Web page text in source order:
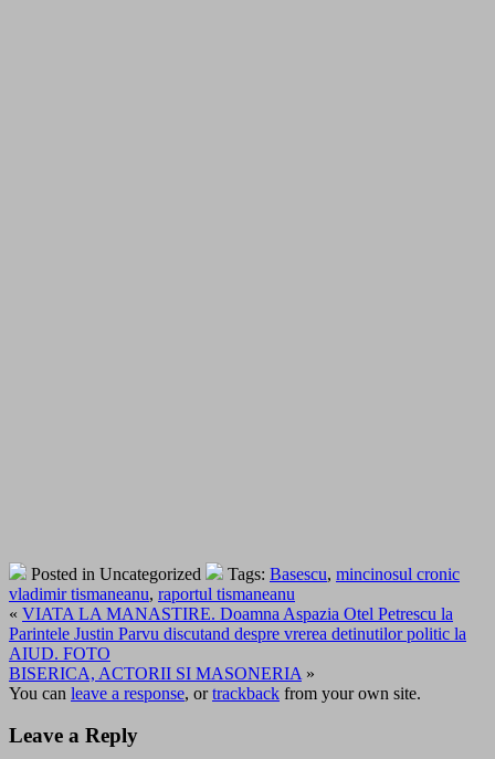
Posted in Uncategorized Tags: Basescu, mincinosul cronic
vladimir tismaneanu, raportul tismaneanu
« VIATA LA MANASTIRE. Doamna Aspazia Otel Petrescu la
Parintele Justin Parvu discutand despre vrerea detinutilor politic la
AIUD. FOTO
BISERICA, ACTORII SI MASONERIA »
You can leave a response, ortrackback from your own site.
Leave a Reply